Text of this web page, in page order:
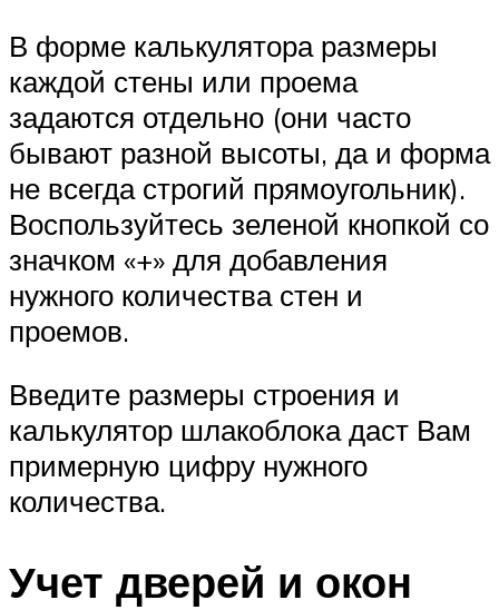
В форме калькулятора размеры
каждой стены или проема
задаются отдельно (они часто
бывают разной высоты, да и форма
не всегда строгий прямоугольник).
Воспользуйтесь зеленой кнопкой со
значком «+» для добавления
нужного количества стен и
проемов.
Введите размеры строения и
калькулятор шлакоблока даст Вам
примерную цифру нужного
количества.
Учет дверей и окон